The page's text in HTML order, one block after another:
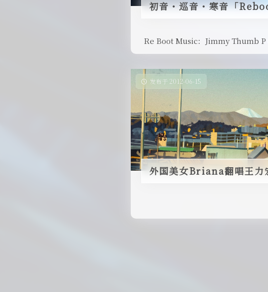
初音・巡音・寒音「
Re Boot Music：Jimmy Thumb P
发布于 2012-06-15
外国美女Briana翻唱王力